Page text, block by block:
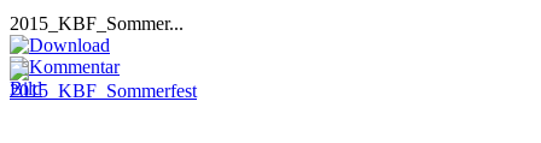
2015_KBF_Sommer...